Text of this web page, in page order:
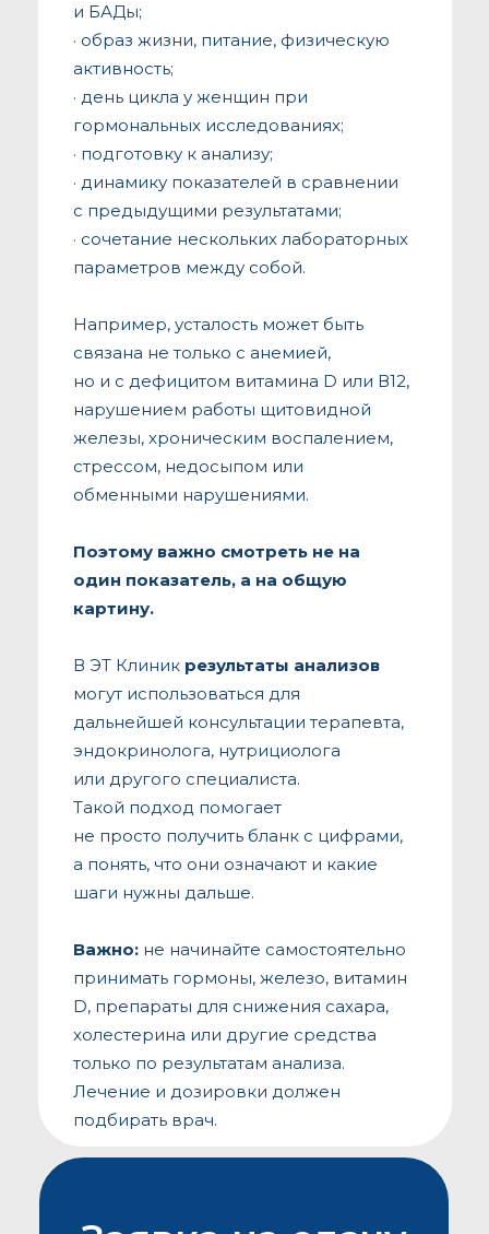
и БАДы;
· образ жизни, питание, физическую
активность;
· день цикла у женщин при
гормональных исследованиях;
· подготовку к анализу;
· динамику показателей в сравнении
с предыдущими результатами;
· сочетание нескольких лабораторных
параметров между собой.
Например, усталость может быть
связана не только с анемией,
но и с дефицитом витамина D или В12,
нарушением работы щитовидной
железы, хроническим воспалением,
стрессом, недосыпом или
обменными нарушениями.
Поэтому важно смотреть не на
один показатель, а на общую
картину.
В ЭТ Клиник результаты анализов
могут использоваться для
дальнейшей консультации терапевта,
эндокринолога, нутрициолога
или другого специалиста.
Такой подход помогает
не просто получить бланк с цифрами,
а понять, что они означают и какие
шаги нужны дальше.
Важно: не начинайте самостоятельно
принимать гормоны, железо, витамин
D, препараты для снижения сахара,
холестерина или другие средства
только по результатам анализа.
Лечение и дозировки должен
подбирать врач.